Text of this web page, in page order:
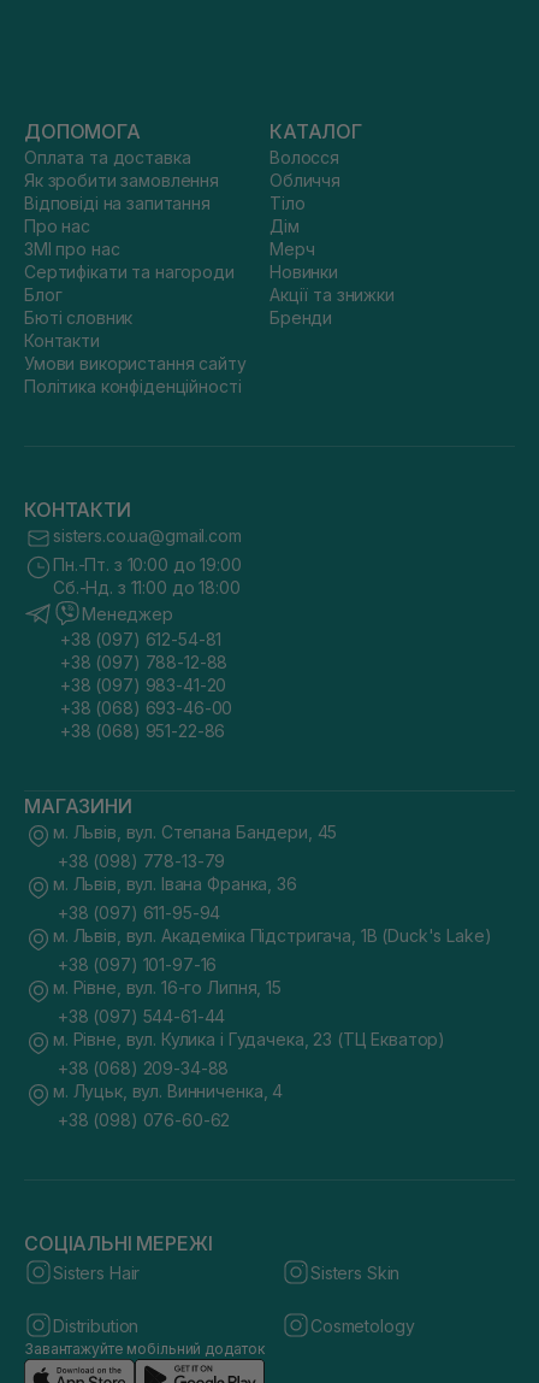
ДОПОМОГА
Оплата та доставка
Як зробити замовлення
Відповіді на запитання
Про нас
ЗМІ про нас
Сертифікати та нагороди
Блог
Бюті словник
Контакти
Умови використання сайту
Політика конфіденційності
КАТАЛОГ
Волосся
Обличчя
Тіло
Дім
Мерч
Новинки
Акції та знижки
Бренди
КОНТАКТИ
sisters.co.ua@gmail.com
Пн.-Пт. з 10:00 до 19:00
Сб.-Нд. з 11:00 до 18:00
Менеджер
+38 (097) 612-54-81
+38 (097) 788-12-88
+38 (097) 983-41-20
+38 (068) 693-46-00
+38 (068) 951-22-86
МАГАЗИНИ
м. Львів, вул. Степана Бандери, 45
+38 (098) 778-13-79
м. Львів, вул. Івана Франка, 36
+38 (097) 611-95-94
м. Львів, вул. Академіка Підстригача, 1В (Duck's Lake)
+38 (097) 101-97-16
м. Рівне, вул. 16-го Липня, 15
+38 (097) 544-61-44
м. Рівне, вул. Кулика і Гудачека, 23 (ТЦ Екватор)
+38 (068) 209-34-88
м. Луцьк, вул. Винниченка, 4
+38 (098) 076-60-62
СОЦІАЛЬНІ МЕРЕЖІ
Sisters Hair Sisters Skin
Distribution Cosmetology
Завантажуйте мобільний додаток